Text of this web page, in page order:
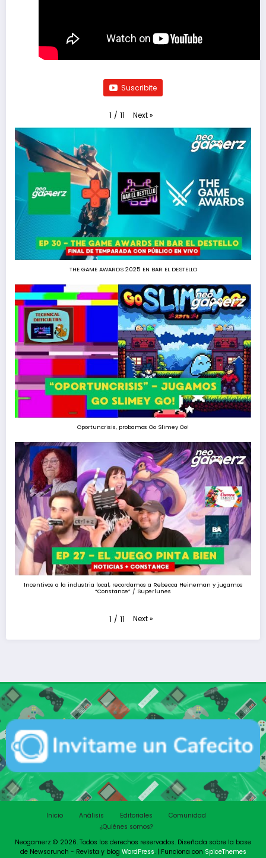
Suscribite
1 / 11 Next»
THE GAME AWARDS 2025 EN BAR EL DESTELLO
Oportuncrisis, probamos Go Slimey Go!
Incentivos a la industria local, recordamos a Rebecca Heineman y jugamos
“Constance” / Superlunes
1 / 11 Next»
Inicio Análisis Editoriales
Comunidad
¿Quiénes somos?
Neogamerz © 2026. Todos los derechos reservados. Diseñada sobre la base
de Newscrunch - Revista y blog WordPress. | Funciona con SpiceThemes